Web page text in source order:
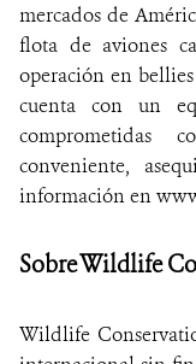
mercados de
flota de aviones
operación en
cuenta con un
comprometidas
conveniente,
información en
Sobre Wildlife
Wildlife